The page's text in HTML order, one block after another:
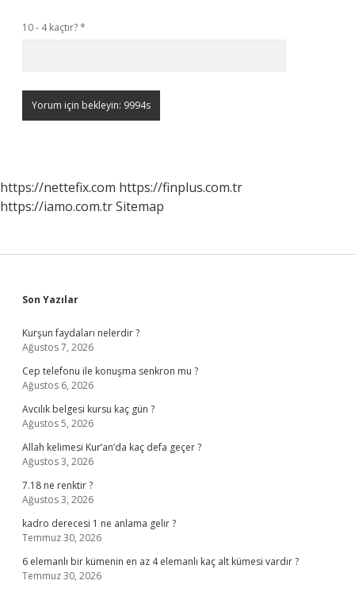
10 - 4 kaçtır?*
https://nettefix.com https://finplus.com.tr
https://iamo.com.trSitemap
Sidebar
Son Yazılar
Kurşun faydaları nelerdir ?
Ağustos 7, 2026
Cep telefonu ile konuşma senkron mu ?
Ağustos 6, 2026
Avcılık belgesi kursu kaç gün ?
Ağustos 5, 2026
Allah kelimesi Kur’an’da kaç defa geçer ?
Ağustos 3, 2026
7.18 ne renktir ?
Ağustos 3, 2026
kadro derecesi 1 ne anlama gelir ?
Temmuz 30, 2026
6 elemanlı bir kümenin en az 4 elemanlı kaç alt kümesi vardır ?
Temmuz 30, 2026